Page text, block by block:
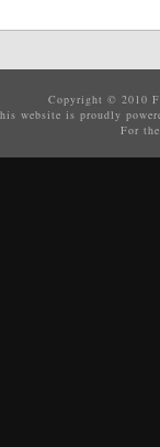
Copyright © 2010
website is proudly
For